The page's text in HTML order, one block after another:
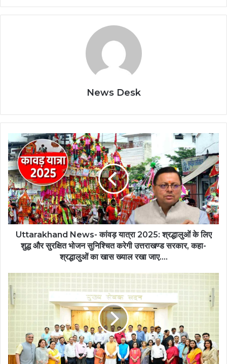
News Desk
Uttarakhand News- कांवड़ यात्रा 2025: श्रद्धालुओं के लिए
शुद्ध और सुरक्षित भोजन सुनिश्चित करेगी उत्तराखण्ड सरकार, कहा-
श्रद्धालुओं का खास ख्याल रखा जाए….